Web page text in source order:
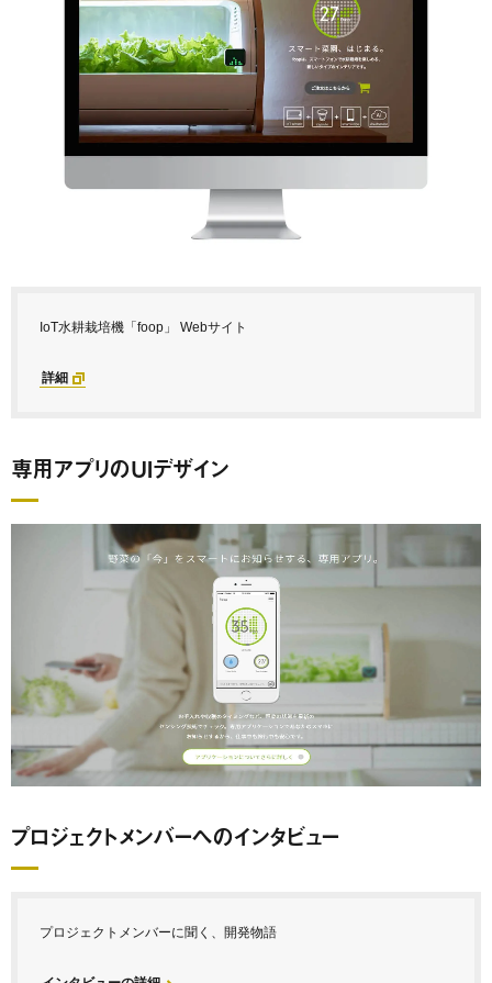
IoT水耕栽培機「foop」 Webサイト
詳細
専用アプリのUIデザイン
プロジェクトメンバーへのインタビュー
プロジェクトメンバーに聞く、開発物語